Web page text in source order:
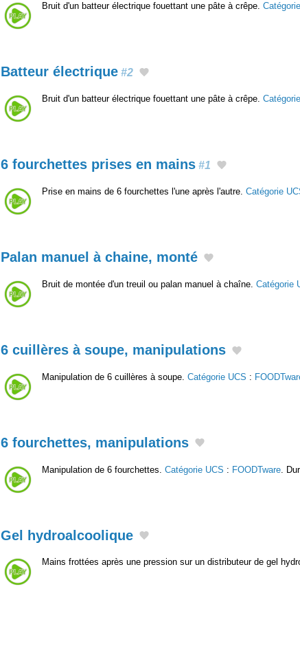
Bruit d'un batteur électrique fouettant une pâte à crêpe.
Batteur électrique #2
Bruit d'un batteur électrique fouettant une pâte à crêpe.
6 fourchettes prises en mains #1
Prise en mains de 6 fourchettes l'une après l'autre. Catégorie
Palan manuel à chaine, monté
Bruit de montée d'un treuil ou palan manuel à chaîne. Catégorie
6 cuillères à soupe, manipulations
Manipulation de 6 cuillères à soupe. Catégorie UCS :
6 fourchettes, manipulations
Manipulation de 6 fourchettes. Catégorie UCS : FOODTware .
Gel hydroalcoolique
Mains frottées après une pression sur un distributeur de gel